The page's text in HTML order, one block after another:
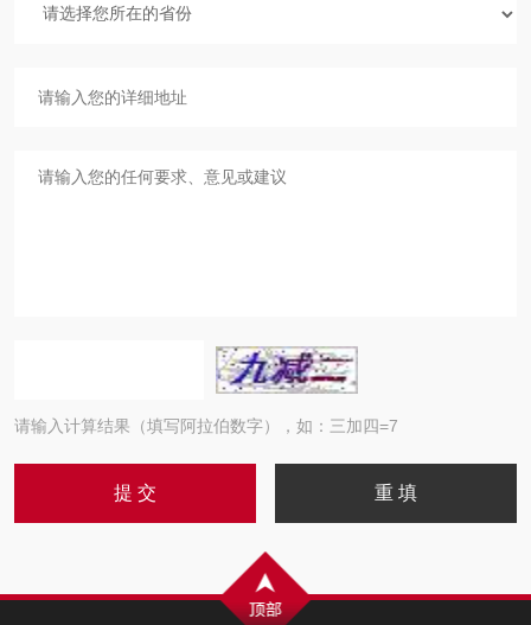
请输入计算结果（填写阿拉伯数字），如：三加四=7